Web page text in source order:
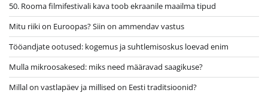
50. Rooma filmifestivali kava toob ekraanile maailma tipud
Mitu riiki on Euroopas? Siin on ammendav vastus
Tööandjate ootused: kogemus ja suhtlemisoskus loevad enim
Mulla mikroosakesed: miks need määravad saagikuse?
Millal on vastlapäev ja millised on Eesti traditsioonid?